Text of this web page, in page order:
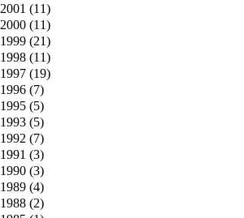
2001 (11)
2000 (11)
1999 (21)
1998 (11)
1997 (19)
1996 (7)
1995 (5)
1993 (5)
1992 (7)
1991 (3)
1990 (3)
1989 (4)
1988 (2)